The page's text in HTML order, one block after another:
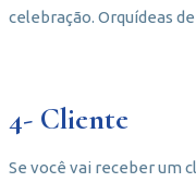
celebração. Orquídeas
4- Cliente
Se você vai receber um